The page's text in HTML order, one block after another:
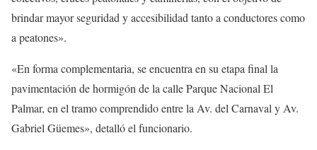
brindar mayor seguridad y accesibilidad tanto a conductores como
a peatones».
«En forma complementaria, se encuentra en su etapa final la
pavimentación de hormigón de la calle Parque Nacional El
Palmar, en el tramo comprendido entre la Av. del Carnaval y Av.
Gabriel Güemes», detalló el funcionario.